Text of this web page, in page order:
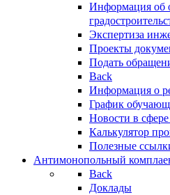
Информация об
Экспертиза
Проекты
Подать
Back
Информация о
График
Новости в сфере
Калькулятор
Полезные
Антимонопольный
Back
Доклады